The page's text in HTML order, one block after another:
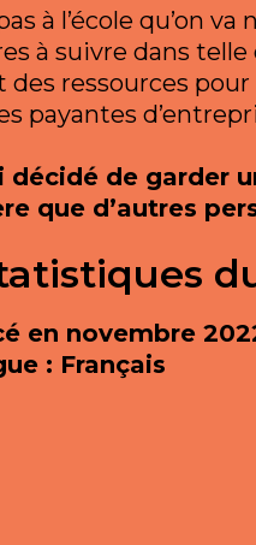
à l’école qu’on
à suivre dans
des ressources
payantes
décidé de garder
que d’autres
en novembre
: Français